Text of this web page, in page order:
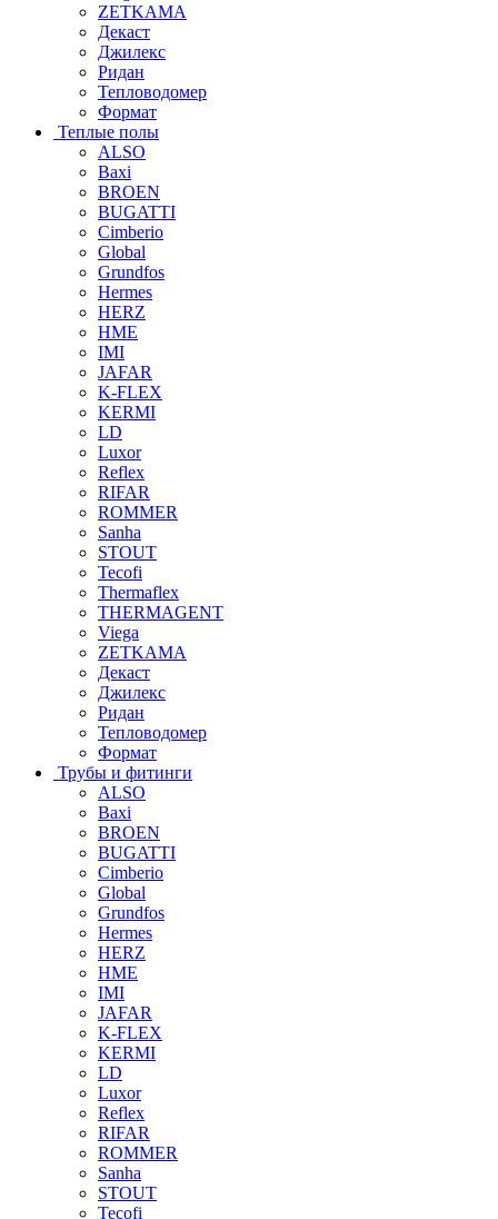
ZETKAMA
Декаст
Джилекс
Ридан
Тепловодомер
Формат
Теплые полы
ALSO
Baxi
BROEN
BUGATTI
Cimberio
Global
Grundfos
Hermes
HERZ
HME
IMI
JAFAR
K-FLEX
KERMI
LD
Luxor
Reflex
RIFAR
ROMMER
Sanha
STOUT
Tecofi
Thermaflex
THERMAGENT
Viega
ZETKAMA
Декаст
Джилекс
Ридан
Тепловодомер
Формат
Трубы и фитинги
ALSO
Baxi
BROEN
BUGATTI
Cimberio
Global
Grundfos
Hermes
HERZ
HME
IMI
JAFAR
K-FLEX
KERMI
LD
Luxor
Reflex
RIFAR
ROMMER
Sanha
STOUT
Tecofi